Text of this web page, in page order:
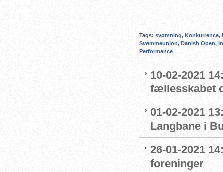
Tags: svømning, Konkurrence,
Svømmeunion, Danish Open,
Performance
10-02-2021
fællesskabet
01-02-2021
Langbane i
26-01-2021
foreninger